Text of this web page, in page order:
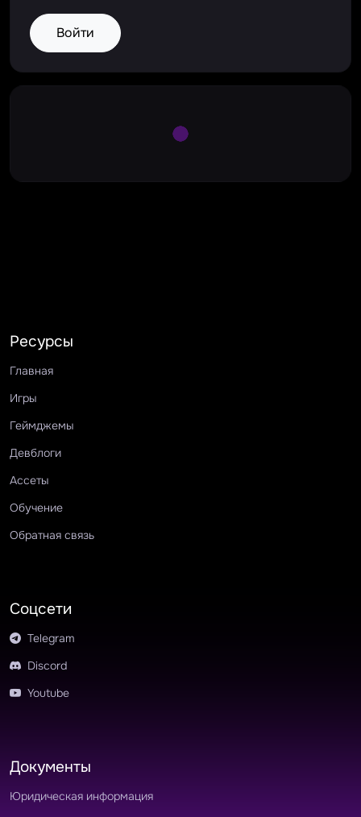
Войти
Large Spinner
Ресурсы
Главная
Игры
Геймджемы
Девблоги
Ассеты
Обучение
Обратная связь
Соцсети
Telegram
Discord
Youtube
Документы
Юридическая информация